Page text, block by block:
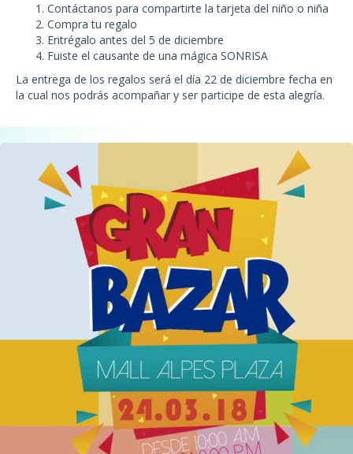
Contáctanos para compartirte la tarjeta del niño o niña
Compra tu regalo
Entrégalo antes del 5 de diciembre
Fuiste el causante de una mágica SONRISA
La entrega de los regalos será el día 22 de diciembre fecha en
la cual nos podrás acompañar y ser participe de esta alegría.